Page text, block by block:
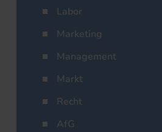
Labor
Marketing
Management
Markt
Recht
AfG